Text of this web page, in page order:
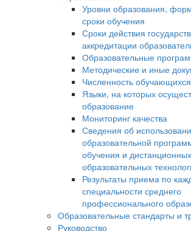
Уровни образования,
сроки обучения
Сроки действия
аккредитации
Образовательные
Методические и иные
Численность обучающихся
Языки, на которых
образование
Мониторинг качества
Сведения об
образовательной
обучения и дистанционных
образовательных
Результаты приема по
специальности среднего
профессионального
Образовательные стандарты и
Руководство